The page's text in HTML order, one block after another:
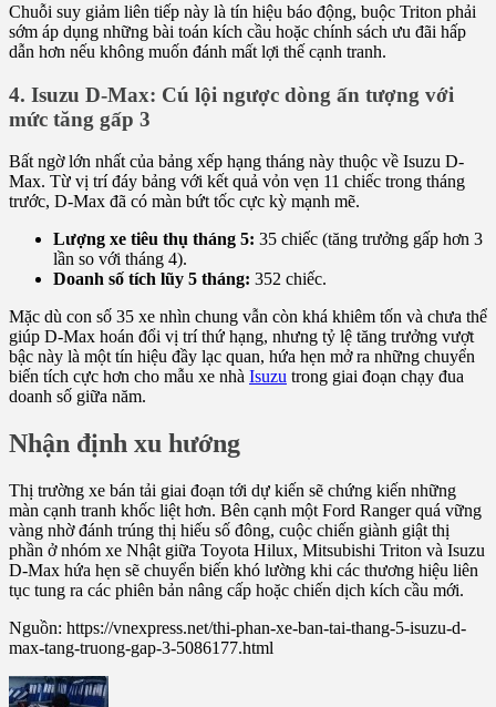
Chuỗi suy giảm liên tiếp này là tín hiệu báo động, buộc Triton phải
sớm áp dụng những bài toán kích cầu hoặc chính sách ưu đãi hấp
dẫn hơn nếu không muốn đánh mất lợi thế cạnh tranh.
4. Isuzu D-Max: Cú lội ngược dòng ấn tượng với
mức tăng gấp 3
Bất ngờ lớn nhất của bảng xếp hạng tháng này thuộc về Isuzu D-
Max. Từ vị trí đáy bảng với kết quả vỏn vẹn 11 chiếc trong tháng
trước, D-Max đã có màn bứt tốc cực kỳ mạnh mẽ.
Lượng xe tiêu thụ tháng 5: 35 chiếc (tăng trưởng gấp hơn 3
lần so với tháng 4).
Doanh số tích lũy 5 tháng: 352 chiếc.
Mặc dù con số 35 xe nhìn chung vẫn còn khá khiêm tốn và chưa thể
giúp D-Max hoán đổi vị trí thứ hạng, nhưng tỷ lệ tăng trưởng vượt
bậc này là một tín hiệu đầy lạc quan, hứa hẹn mở ra những chuyển
biến tích cực hơn cho mẫu xe nhà Isuzu trong giai đoạn chạy đua
doanh số giữa năm.
Nhận định xu hướng
Thị trường xe bán tải giai đoạn tới dự kiến sẽ chứng kiến những
màn cạnh tranh khốc liệt hơn. Bên cạnh một Ford Ranger quá vững
vàng nhờ đánh trúng thị hiếu số đông, cuộc chiến giành giật thị
phần ở nhóm xe Nhật giữa Toyota Hilux, Mitsubishi Triton và Isuzu
D-Max hứa hẹn sẽ chuyển biến khó lường khi các thương hiệu liên
tục tung ra các phiên bản nâng cấp hoặc chiến dịch kích cầu mới.
Nguồn: https://vnexpress.net/thi-phan-xe-ban-tai-thang-5-isuzu-d-
max-tang-truong-gap-3-5086177.html